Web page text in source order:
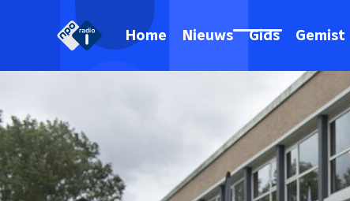
Home Nieuws Gids Gemist